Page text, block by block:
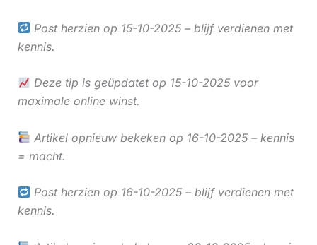
Post herzien op 15-10-2025 – blijf verdienen met
kennis.
Deze tip is geüpdatet op 15-10-2025 voor
maximale online winst.
Artikel opnieuw bekeken op 16-10-2025 – kennis
= macht.
Post herzien op 16-10-2025 – blijf verdienen met
kennis.